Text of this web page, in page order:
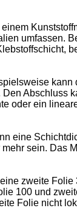
umfassen.
Abschluss
oder ein
eine
sein. Das
zweite
100 und
Folie nicht